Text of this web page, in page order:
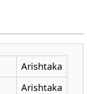
Arishtaka
Arishtaka